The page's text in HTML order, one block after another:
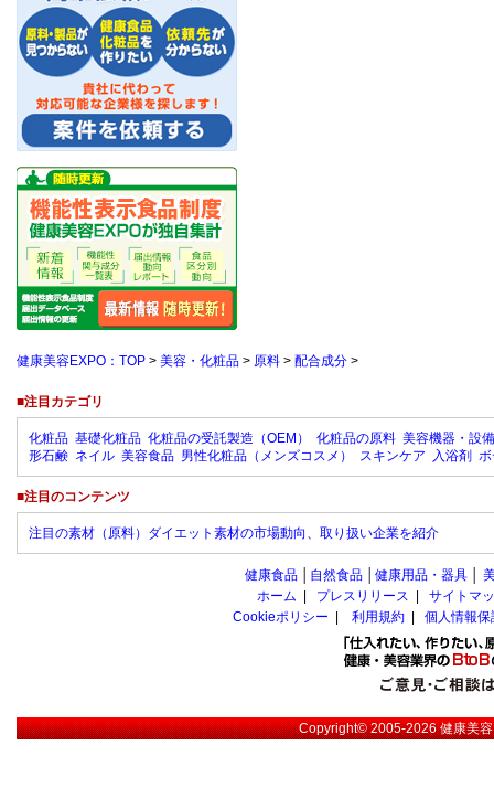
健康美容EXPO：TOP > 美容・化粧品 > 原料 > 配合成分 >
■注目カテゴリ
化粧品 基礎化粧品 化粧品の受託製造（OEM） 化粧品の原料 美容機器・設備
形石鹸 ネイル 美容食品 男性化粧品（メンズコスメ） スキンケア 入浴剤
■注目のコンテンツ
注目の素材（原料）ダイエット素材の市場動向、取り扱い企業を紹介
健康食品 自然食品 健康用品・器具
ホーム
プレスリリース
サイトマ
Cookieポリシー
利用規約 個人情報
Copyright© 2005-2026健康美